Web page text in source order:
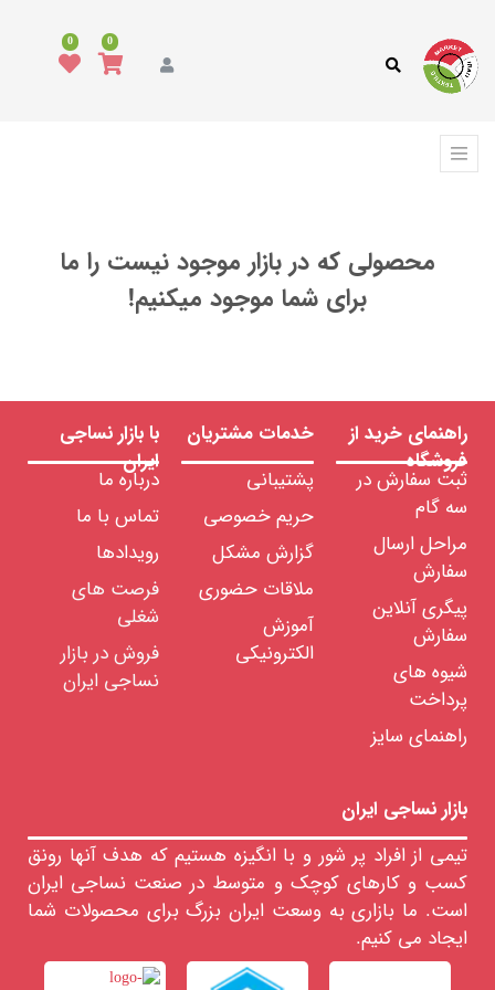
0
0
محصولی که در بازار موجود نیست را ما
برای شما موجود میکنیم!
محصولات
فرش،
کفپوش
نساجی
تجهیزات
ماشین
آلات
نساجی
قطعات
یدکی
ماشین
ابزار
و
تجهیزات
تاسیسات
آب
و
فاضلاب
برقی
قطعات
و
ملزومات
مصرفی
خدمات
راهنمای خرید از
فروشگاه
ثبت سفارش در
سه گام
مراحل ارسال
سفارش
پیگری آنلاین
سفارش
شیوه های
پرداخت
راهنمای سایز
خدمات مشتریان
پشتیبانی
حریم خصوصی
گزارش مشکل
ملاقات حضوری
آموزش
الکترونیکی
با بازار نساجی
ایران
درباره ما
تماس با ما
رویدادها
فرصت های
شغلی
فروش در بازار
نساجی ایران
بازار نساجی ایران
تیمی از افراد پر شور و با انگیزه هستیم که هدف آنها رونق
کسب و کارهای کوچک و متوسط در صنعت نساجی ایران
است. ما بازاری به وسعت ایران بزرگ برای محصولات شما
ایجاد می کنیم.